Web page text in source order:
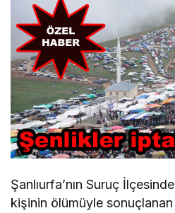
Şanlıurfa’nın Suruç
kişinin ölümüyle sonuçlanan